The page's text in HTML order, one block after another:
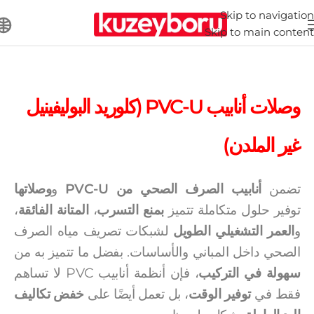
Skip to navigation
Skip to main content
وصلات أنابيب PVC-U (كلوريد البوليفينيل
غير الملدن)
تضمن أنابيب الصرف الصحي من PVC-U ووصلاتها
توفير حلول متكاملة تتميزبمنع التسرب، المتانة الفائقة،
و العمر التشغيلي الطويل لشبكات تصريف مياه الصرف
الصحي داخل المباني والأساسات. بفضل ما تتميز به من
سهولة في التركيب
، فإن أنظمة أنابيب PVC لا تساهم
فقط فيتوفير الوقت، بل تعمل أيضًا على خفض تكاليف